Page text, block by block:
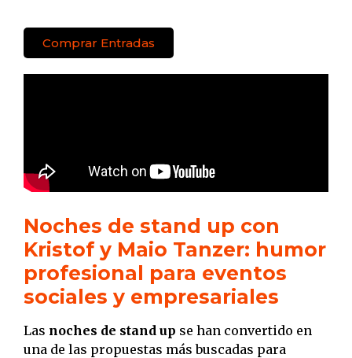
Comprar Entradas
Noches de stand up con
Kristof y Maio Tanzer: humor
profesional para eventos
sociales y empresariales
Las noches de stand up se han convertido en
una de las propuestas más buscadas para